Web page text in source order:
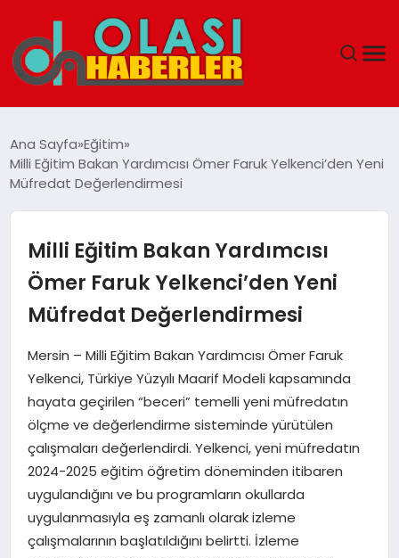
SPOR
SAĞLIK
TEKNOLOJI
YAŞAM
Ana Sayfa Eğitim
Milli Eğitim Bakan Yardımcısı Ömer Faruk Yelkenci’den Yeni
Müfredat Değerlendirmesi
Milli Eğitim Bakan Yardımcısı
Ömer Faruk Yelkenci’den Yeni
Müfredat Değerlendirmesi
Mersin – Milli Eğitim Bakan Yardımcısı Ömer Faruk
Yelkenci, Türkiye Yüzyılı Maarif Modeli kapsamında
hayata geçirilen “beceri” temelli yeni müfredatın
ölçme ve değerlendirme sisteminde yürütülen
çalışmaları değerlendirdi. Yelkenci, yeni müfredatın
2024-2025 eğitim öğretim döneminden itibaren
uygulandığını ve bu programların okullarda
uygulanmasıyla eş zamanlı olarak izleme
çalışmalarının başlatıldığını belirtti. İzleme